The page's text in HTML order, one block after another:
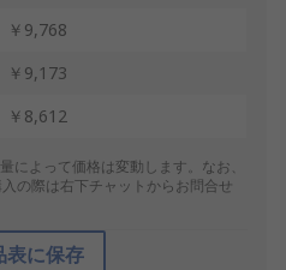
￥9,768
￥9,173
￥8,612
によって価格は変動します。なお、
の際は右下チャットからお問合せ
表に保存